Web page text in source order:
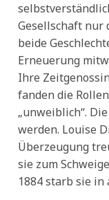
Gesellschaft nur
beide
Erneuerung
Ihre
fanden die
„unweiblich“.
werden. Louise
Überzeugung
sie zum
1884 starb sie